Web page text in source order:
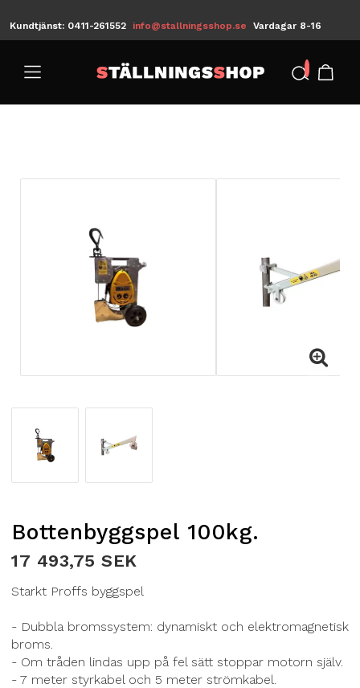
Kundtjänst: 0411-261552 info@stallningsshop.se Vardagar 8-16
/
Bottenbyggspel 100kg.
17 493,75 SEK
Starkt Proffs byggspel
- Dubbla bromssystem: dynamiskt och elektromagnetisk
broms.
- Om tråden lindas upp på fel sätt stoppar motorn själv.
- 7 meter styrkabel och 5 meter strömkabel.